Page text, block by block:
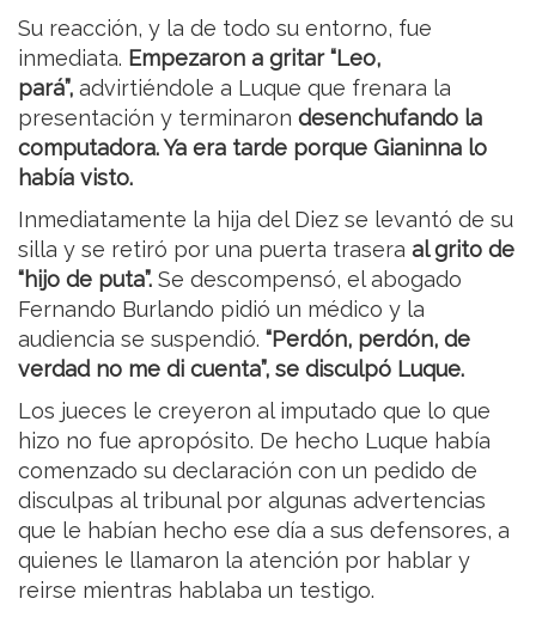
Su reacción, y la de todo su entorno, fue
inmediata. Empezaron a gritar “Leo,
pará”, advirtiéndole a Luque que frenara la
presentación y terminaron desenchufando la
computadora. Ya era tarde porque Gianinna lo
había visto.
Inmediatamente la hija del Diez se levantó de su
silla y se retiró por una puerta trasera al grito de
“hijo de puta”. Se descompensó, el abogado
Fernando Burlando pidió un médico y la
audiencia se suspendió. “Perdón, perdón, de
verdad no me di cuenta”, se disculpó Luque.
Los jueces le creyeron al imputado que lo que
hizo no fue apropósito. De hecho Luque había
comenzado su declaración con un pedido de
disculpas al tribunal por algunas advertencias
que le habían hecho ese día a sus defensores, a
quienes le llamaron la atención por hablar y
reirse mientras hablaba un testigo.